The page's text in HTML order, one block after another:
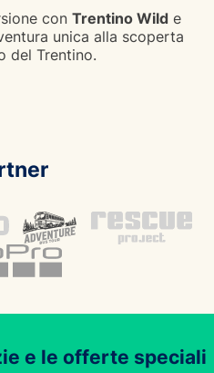
con Trentino Wild e
unica alla scoperta
del Trentino.
e le offerte speciali